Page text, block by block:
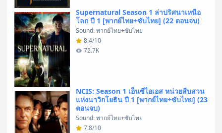
Supernatural Season 1 ล่าปริศนาเหนือ
โลก ปี 1 [พากย์ไทย+ซับไทย] (22 ตอนจบ)
Sound: พากย์ไทย+ซับไทย
8.4/10
72.7K
NCIS: Season 1 เอ็นซีไอเอส หน่วยสืบสวน
แห่งนาวิกโยธิน ปี 1 [พากย์ไทย+ซับไทย] (23
ตอนจบ)
Sound: พากย์ไทย+ซับไทย
7.8/10